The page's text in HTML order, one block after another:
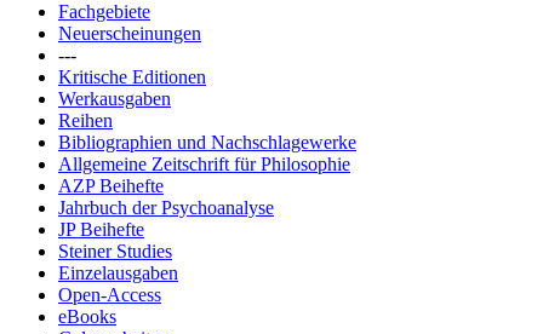
Fachgebiete
Neuerscheinungen
---
Kritische Editionen
Werkausgaben
Reihen
Bibliographien und Nachschlagewerke
Allgemeine Zeitschrift für Philosophie
AZP Beihefte
Jahrbuch der Psychoanalyse
JP Beihefte
Steiner Studies
Einzelausgaben
Open-Access
eBooks